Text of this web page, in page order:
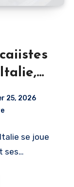
?
25, 2026
se joue
ses…